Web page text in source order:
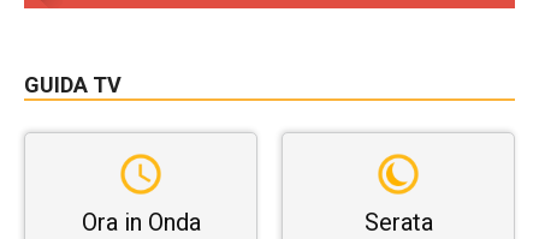
GUIDA TV
Ora in Onda Serata